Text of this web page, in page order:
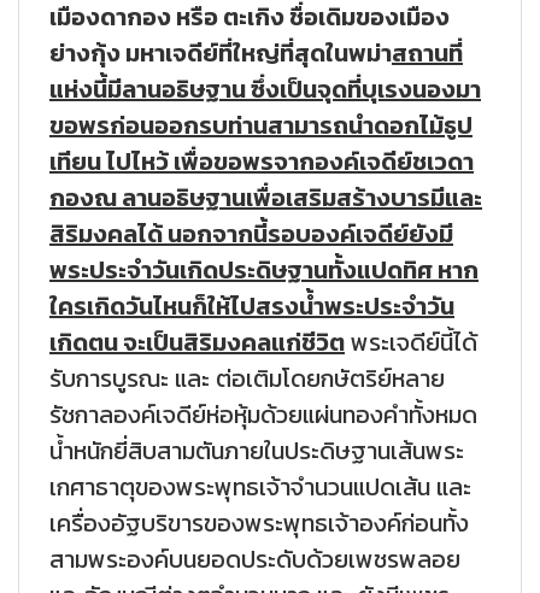
เมืองดากอง หรือ ตะเกิง ชื่อเดิมของเมือง
ย่างกุ้ง มหาเจดีย์ที่ใหญ่ที่สุดในพม่าสถานที่
แห่งนี้มีลานอธิษฐาน ซึ่งเป็นจุดที่บุเรงนองมา
ขอพรก่อนออกรบท่านสามารถนำดอกไม้ธูป
เทียน ไปไหว้ เพื่อขอพรจากองค์เจดีย์ชเวดา
กองณ ลานอธิษฐานเพื่อเสริมสร้างบารมีและ
สิริมงคลได้ นอกจากนี้รอบองค์เจดีย์ยังมี
พระประจำวันเกิดประดิษฐานทั้งแปดทิศ หาก
ใครเกิดวันไหนก็ให้ไปสรงน้ำพระประจำวัน
เกิดตน จะเป็นสิริมงคลแก่ชีวิตพระเจดีย์นี้ได้
รับการบูรณะ และ ต่อเติมโดยกษัตริย์หลาย
รัชกาลองค์เจดีย์ห่อหุ้มด้วยแผ่นทองคำทั้งหมด
น้ำหนักยี่สิบสามตันภายในประดิษฐานเส้นพระ
เกศาธาตุของพระพุทธเจ้าจำนวนแปดเส้น และ
เครื่องอัฐบริขารของพระพุทธเจ้าองค์ก่อนทั้ง
สามพระองค์บนยอดประดับด้วยเพชรพลอย